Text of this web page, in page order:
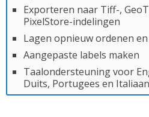
Exporteren naar Tiff-,
PixelStore-indelingen
Lagen opnieuw ordenen
Aangepaste labels maken
Taalondersteuning voor
Duits, Portugees en